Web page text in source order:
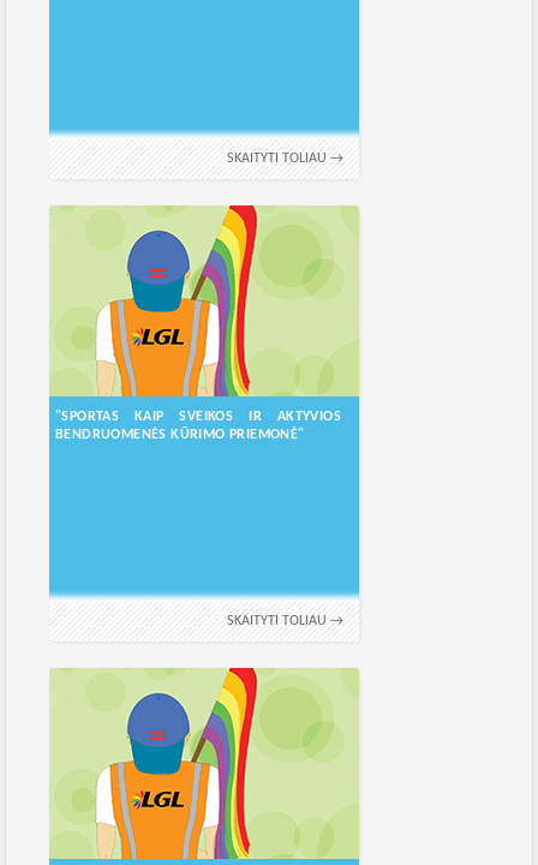
SKAITYTI TOLIAU →
"SPORTAS KAIP SVEIKOS IR AKTYVIOS
BENDRUOMENĖS KŪRIMO PRIEMONĖ"
SKAITYTI TOLIAU →